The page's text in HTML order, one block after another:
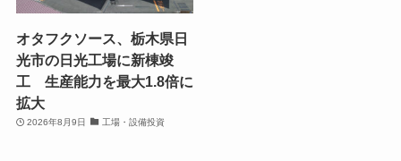
オタフクソース、栃木県日
光市の日光工場に新棟竣
工 生産能力を最大1.8倍に
拡大
2026年8月9日 工場・設備投資